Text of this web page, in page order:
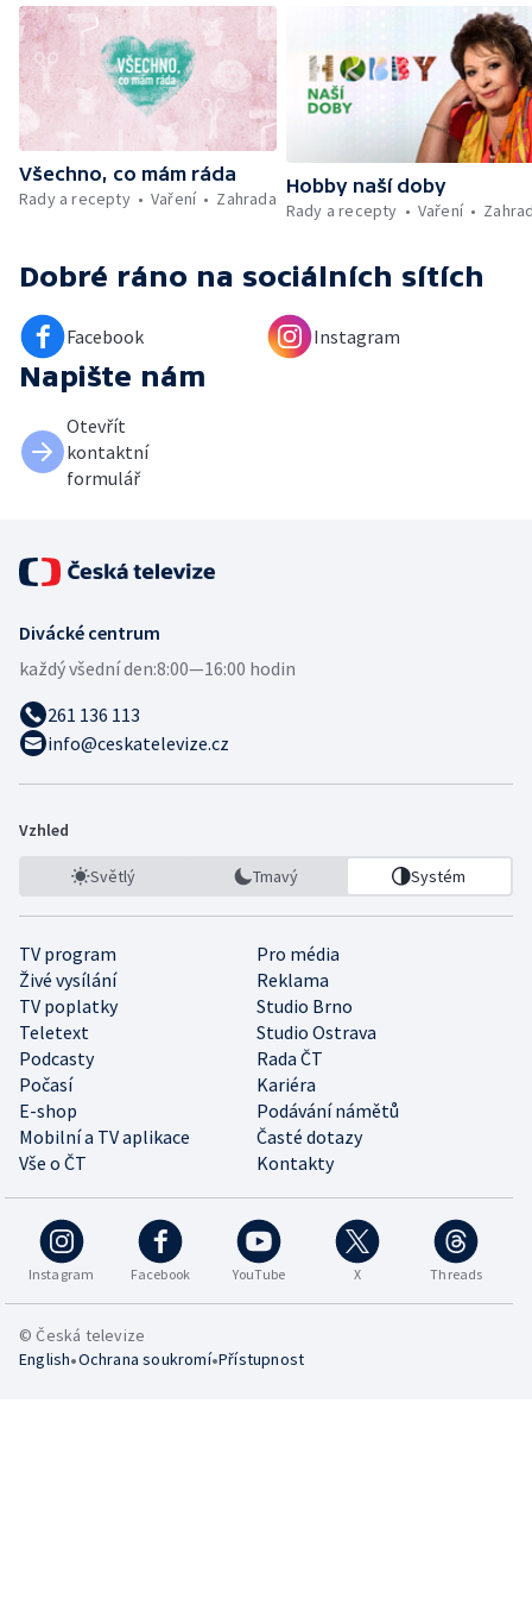
Vyhodnocení ankety + ČT tipy —
Vyhodnocení divácké soutěže — Práce
záchranářů v létě
Všechno, co mám ráda
Rady a recepty
Vaření Zahrada
Hobby naší doby
Rady a recepty
Vaření
Dobré ráno na sociálních sítích
Facebook Instagram
Napište nám
Otevřít
kontaktní
formulář
Divácké centrum
každý všední den:8:00—16:00 hodin
261 136 113
info@ceskatelevize.cz
Vzhled
Světlý Tmavý Systém
TV program
Pro média
Živé vysílání
Reklama
TV poplatky
Studio Brno
Teletext
Studio Ostrava
Podcasty
Rada ČT
Počasí
Kariéra
E-shop
Podávání námětů
Mobilní a TV aplikace
Časté dotazy
Vše o ČT
Kontakty
Instagram Facebook YouTube X Threads
© Česká televize
English•Ochrana soukromí•Přístupnost